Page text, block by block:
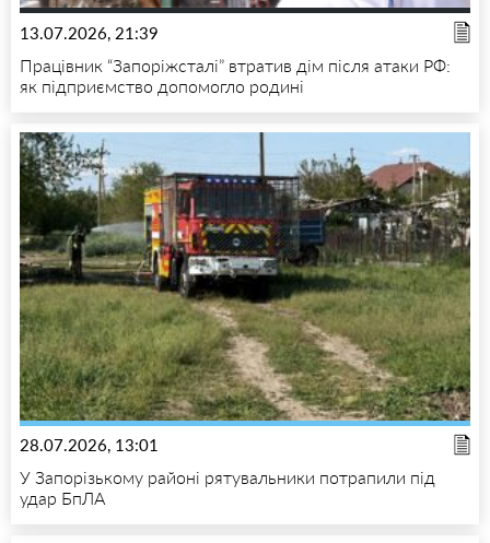
13.07.2026, 21:39
Працівник “Запоріжсталі” втратив дім після атаки РФ:
як підприємство допомогло родині
28.07.2026, 13:01
У Запорізькому районі рятувальники потрапили під
удар БпЛА